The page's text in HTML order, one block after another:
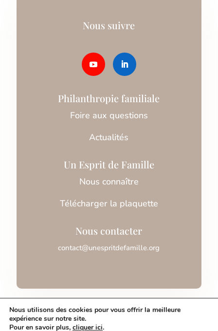
Nous suivre
Philanthropie familiale
Foire aux questions
Actualités
Un Esprit de Famille
Nous connaître
Télécharger la plaquette
Nous contacter
contact@unespritdefamille.org
Nous utilisons des cookies pour vous offrir la meilleure
expérience sur notre site.
Pour en savoir plus, cliquer ici.